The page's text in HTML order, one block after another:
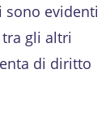
sono evidenti
gli altri
di diritto